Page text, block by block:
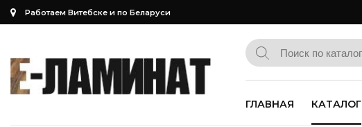
Работаем Витебске и по Беларуси
ГЛАВНАЯ КАТАЛОГ